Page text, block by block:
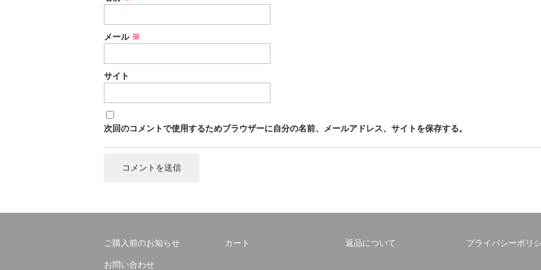
メール ※
サイト
次回のコメントで使用するためブラウザーに自分の名前、メールアドレス、サイトを保存する。
ご購入前のお知らせ カート 返品について プライバシーポリ
お問い合わせ